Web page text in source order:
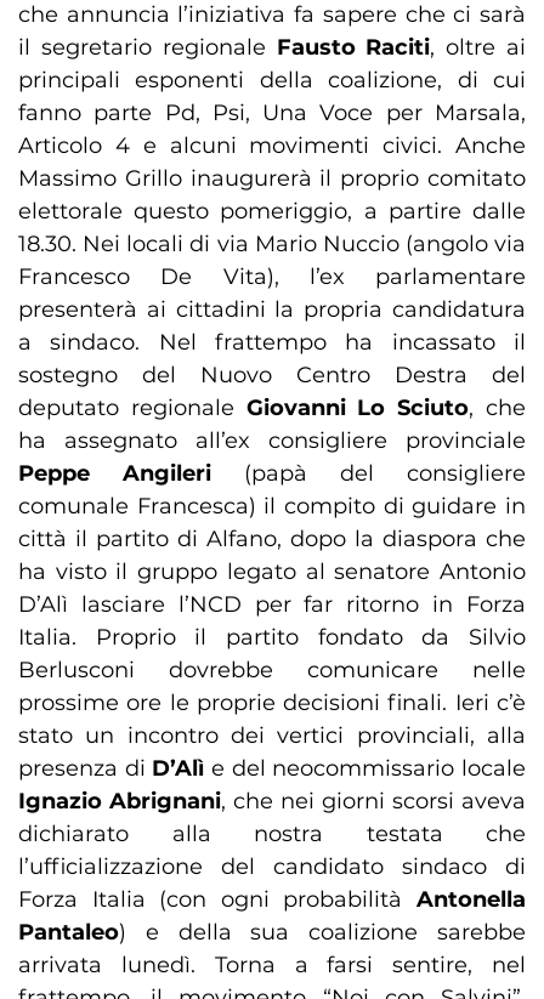
che annuncia l’iniziativa fa sapere che ci sarà
il segretario regionale Fausto Raciti, oltre ai
principali esponenti della coalizione, di cui
fanno parte Pd, Psi, Una Voce per Marsala,
Articolo 4 e alcuni movimenti civici. Anche
Massimo Grillo inaugurerà il proprio comitato
elettorale questo pomeriggio, a partire dalle
18.30. Nei locali di via Mario Nuccio (angolo via
Francesco De Vita), l’ex parlamentare
presenterà ai cittadini la propria candidatura
a sindaco. Nel frattempo ha incassato il
sostegno del Nuovo Centro Destra del
deputato regionale Giovanni Lo Sciuto, che
ha assegnato all’ex consigliere provinciale
Peppe Angileri (papà del consigliere
comunale Francesca) il compito di guidare in
città il partito di Alfano, dopo la diaspora che
ha visto il gruppo legato al senatore Antonio
D’Alì lasciare l’NCD per far ritorno in Forza
Italia. Proprio il partito fondato da Silvio
Berlusconi dovrebbe comunicare nelle
prossime ore le proprie decisioni finali. Ieri c’è
stato un incontro dei vertici provinciali, alla
presenza di D’Alì e del neocommissario locale
Ignazio Abrignani, che nei giorni scorsi aveva
dichiarato alla nostra testata che
l’ufficializzazione del candidato sindaco di
Forza Italia (con ogni probabilità Antonella
Pantaleo) e della sua coalizione sarebbe
arrivata lunedì. Torna a farsi sentire, nel